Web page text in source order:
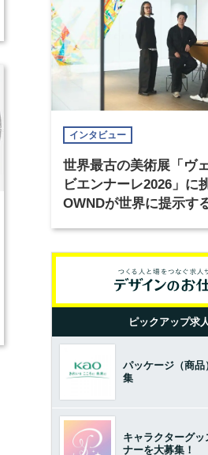
インタビュー
世界最古の美術展「ヴ
ビエンナーレ2026」に
OWNDが世界に提示す
ピックアップ求
パッケージ（商
集
キャラクターグ
ナーを大募集！